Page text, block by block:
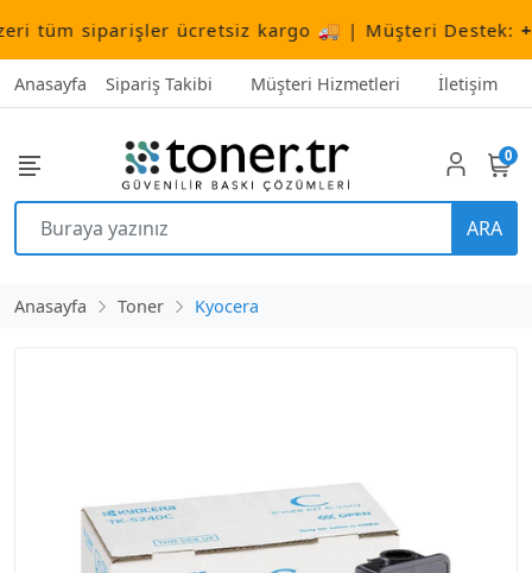
siparişler ücretsiz kargo 🚚 | Müşteri Destek:+90
Anasayfa Sipariş Takibi Müşteri Hizmetleri İletişim
ARA
0
Anasayfa Toner Kyocera